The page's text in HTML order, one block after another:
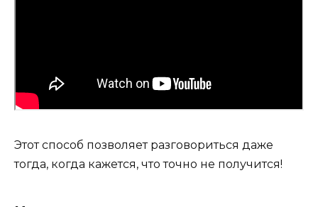
Этот способ позволяет разговориться даже
тогда, когда кажется, что точно не получится!